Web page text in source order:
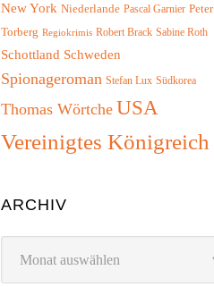
New York Niederlande Pascal Garnier Peter
Torberg Regiokrimis Robert Brack Sabine Roth
Schottland Schweden
Spionageroman Stefan Lux Südkorea
Thomas Wörtche USA
Vereinigtes Königreich
ARCHIV